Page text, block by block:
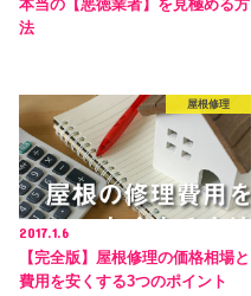
本当の【悪徳業者】を見極める方
法
屋根修理
2017.1.6
【完全版】屋根修理の価格相場と
費用を安くする3つのポイント